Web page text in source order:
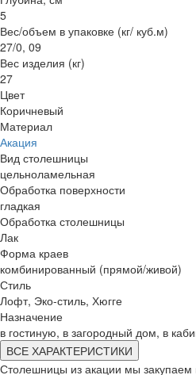
5
Вес/объем в упаковке (кг/ куб.м)
27/0, 09
Вес изделия (кг)
27
Цвет
Коричневый
Материал
Акация
Вид столешницы
цельноламельная
Обработка поверхности
гладкая
Обработка столешницы
Лак
Форма краев
комбинированный (прямой/живой)
Стиль
Лофт, Эко-стиль, Хюгге
Назначение
в гостиную, в загородный дом, в
ВСЕ ХАРАКТЕРИСТИКИ
Столешницы из акации мы закупаем